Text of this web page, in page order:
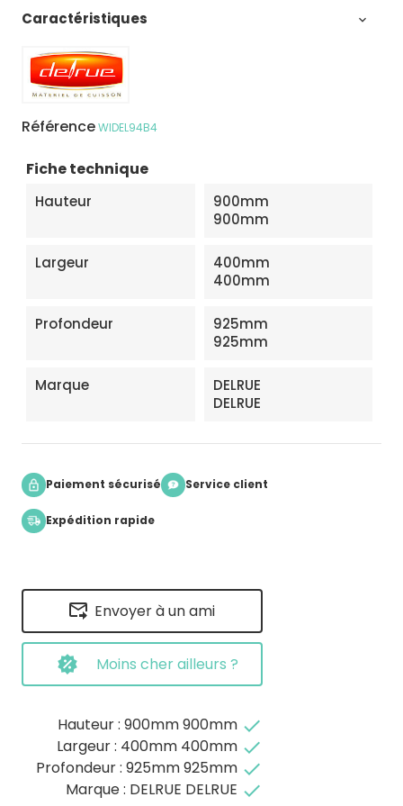
Envoyer à un ami
Moins cher ailleurs ?
Hauteur : 900mm 900mm done
Largeur : 400mm 400mm done
Profondeur : 925mm 925mm done
Marque : DELRUE DELRUE done
Caractéristiques 
RéférenceWIDEL94B4
Fiche technique
Hauteur
900mm
900mm
Largeur
400mm
400mm
Profondeur
925mm
925mm
Marque
DELRUE
DELRUE
Paiement sécurisé Service client
Expédition rapide